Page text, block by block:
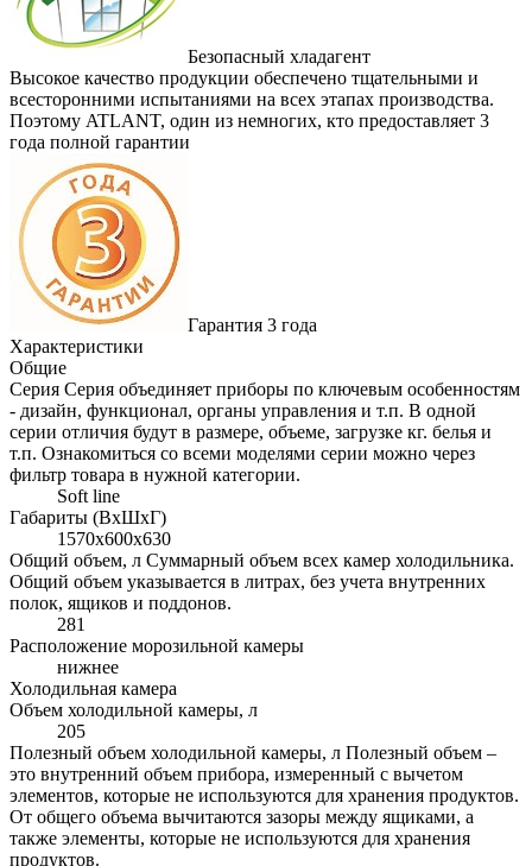
Безопасный хладагент
Высокое качество продукции обеспечено тщательными и
всесторонними испытаниями на всех этапах производства.
Поэтому ATLANT, один из немногих, кто предоставляет 3
года полной гарантии
Гарантия 3 года
Характеристики
Общие
Серия Серия объединяет приборы по ключевым особенностям
- дизайн, функционал, органы управления и т.п. В одной
серии отличия будут в размере, объеме, загрузке кг. белья и
т.п. Ознакомиться со всеми моделями серии можно через
фильтр товара в нужной категории.
Soft line
Габариты (ВхШхГ)
1570x600x630
Общий объем, л Суммарный объем всех камер холодильника.
Общий объем указывается в литрах, без учета внутренних
полок, ящиков и поддонов.
281
Расположение морозильной камеры
нижнее
Холодильная камера
Объем холодильной камеры, л
205
Полезный объем холодильной камеры, л Полезный объем –
это внутренний объем прибора, измеренный с вычетом
элементов, которые не используются для хранения продуктов.
От общего объема вычитаются зазоры между ящиками, а
также элементы, которые не используются для хранения
продуктов.